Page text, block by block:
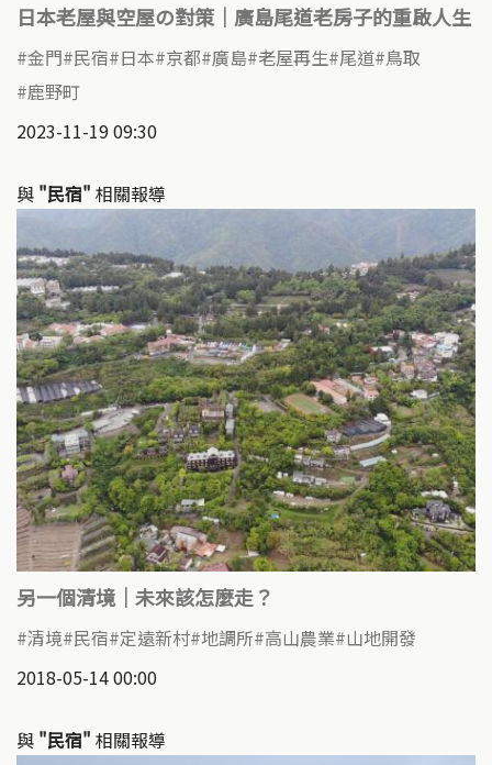
日本老屋與空屋の對策｜廣島尾道老房子的重啟人生
金門 民宿 日本 京都 廣島 老屋再生 尾道 鳥取
鹿野町
2023-11-19 09:30
與 "民宿" 相關報導
另一個清境｜未來該怎麼走？
清境 民宿 定遠新村 地調所 高山農業 山地開發
2018-05-14 00:00
與 "民宿" 相關報導